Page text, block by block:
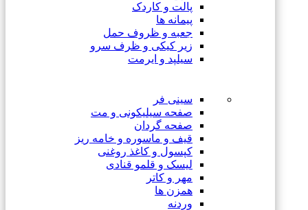
پالت و کاردک
پیمانه ها
جعبه و ظروف حمل
زیر کیکی و ظرف سرو
سیلپد و ایرمت
سینی فر
صفحه سیلیکونی و مت
صفحه گردان
قیف و ماسوره و خامه ریز
کپسول و کاغذ روغنی
لیسک و قلمو قنادی
مهر و کاتر
همزن ها
وردنه